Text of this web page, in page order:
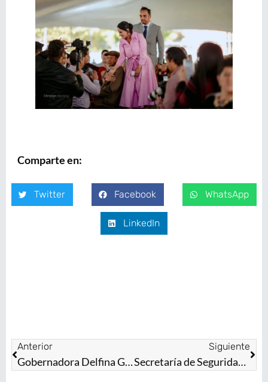
Comparte en:
Twitter Facebook WhatsApp
LinkedIn
Anterior
Gobernadora Delfina Gómez Álvarez reconoce avances en Tenango del Valle, un gobierno que trabaja con los ideales de la Cuarta Transformación
Siguiente
Secretaría de Seguridad actualiza información sobre los hechos ocurridos en Texcaltitlán